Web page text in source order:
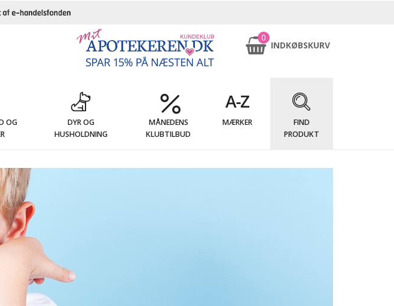
0
INDKØBSKURV
OG
DYR OG
HUSHOLDNING
MÅNEDENS
KLUBTILBUD
MÆRKER
FIND
PRODUKT